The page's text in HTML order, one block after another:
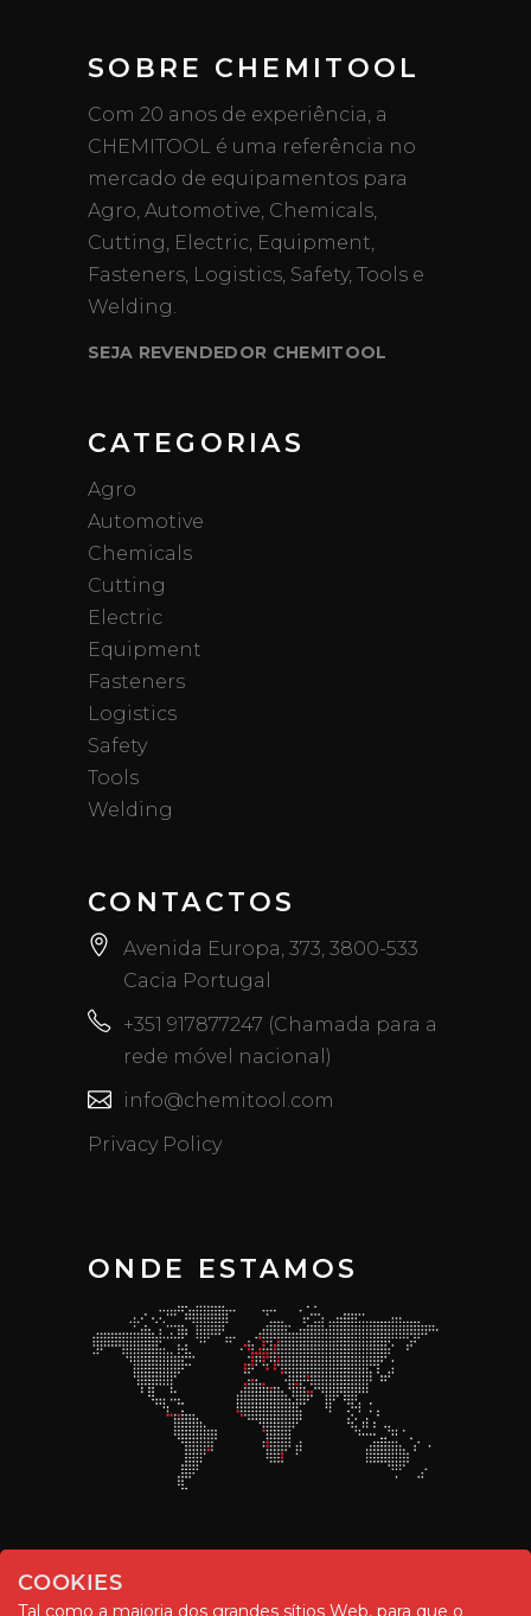
SOBRE CHEMITOOL
Com 20 anos de experiência, a
CHEMITOOL é uma referência no
mercado de equipamentos para
Agro, Automotive, Chemicals,
Cutting, Electric, Equipment,
Fasteners, Logistics, Safety, Tools e
Welding.
SEJA REVENDEDOR CHEMITOOL
CATEGORIAS
Agro
Automotive
Chemicals
Cutting
Electric
Equipment
Fasteners
Logistics
Safety
Tools
Welding
CONTACTOS
Avenida Europa, 373, 3800-533
Cacia Portugal
+351 917877247 (Chamada para a
rede móvel nacional)
info@chemitool.com
Privacy Policy
ONDE ESTAMOS
COOKIES
Tal como a maioria dos grandes sítios Web, para que o